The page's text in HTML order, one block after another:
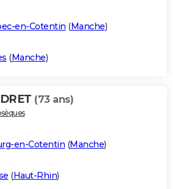
en-Cotentin (Manche)
(Manche)
(73 ans)
en-Cotentin (Manche)
(Haut-Rhin)